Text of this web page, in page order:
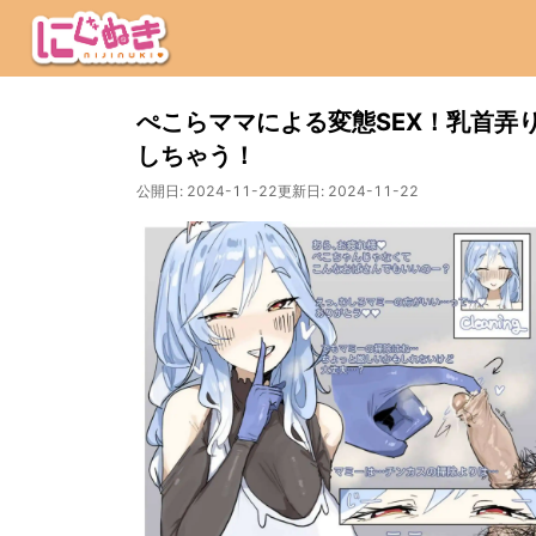
ぺこらママによる変態SEX！乳首弄
しちゃう！
公開日: 2024-11-22更新日: 2024-11-22